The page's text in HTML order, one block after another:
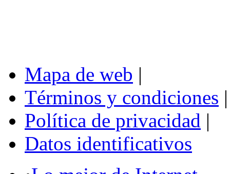
Mapa de web |
Términos y condiciones |
Política de privacidad |
Datos identificativos